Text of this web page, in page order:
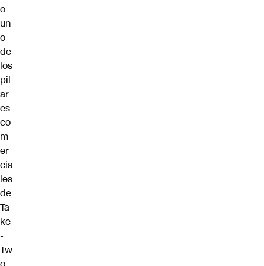
o
un
o
de
los
pil
ar
es
co
m
er
cia
les
de
Ta
ke
-
Tw